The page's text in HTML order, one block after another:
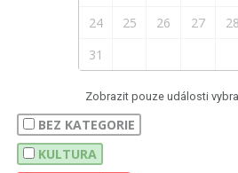
24
25 26 27 28
31
Zobrazit pouze události
BEZ KATEGORIE
KULTURA